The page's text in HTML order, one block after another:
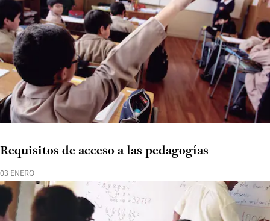
03 ENERO
Requisitos de acceso a las pedagogías